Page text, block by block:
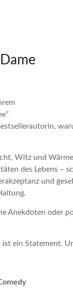
Witz und
des Lebens –
und
Anekdoten oder
ist ein Statement.